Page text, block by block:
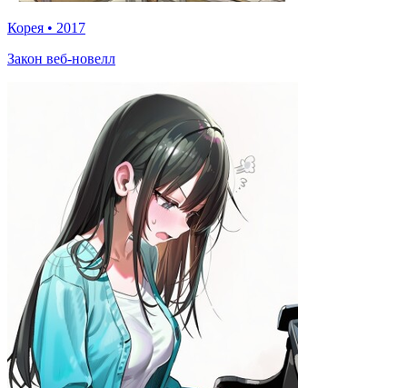
Корея • 2017
Закон веб-новелл